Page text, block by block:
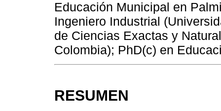
Educación Municipal en
Ingeniero Industrial
de Ciencias Exactas y
Colombia); PhD(c) en
RESUMEN